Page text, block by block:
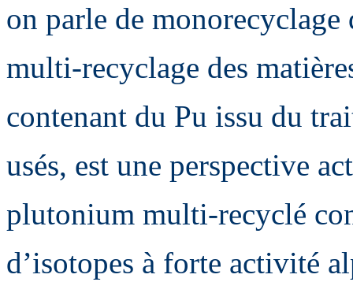
on parle de
multi-recyclage des
contenant du Pu issu du
usés, est une perspective
plutonium multi-recyclé
d’isotopes à forte activité